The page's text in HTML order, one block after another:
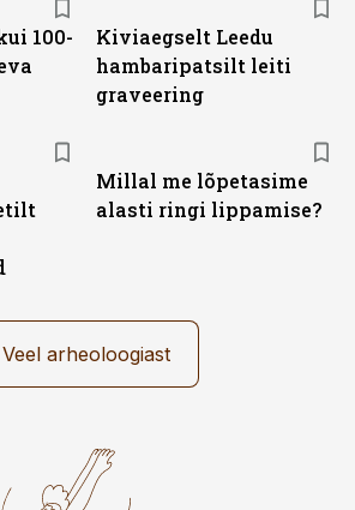
100-
Kiviaegselt Leedu
hambaripatsilt leiti
graveering
Millal me lõpetasime
alasti ringi lippamise?
Veel arheoloogiast